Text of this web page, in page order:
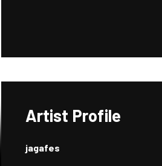
Artist Profile
jagafes